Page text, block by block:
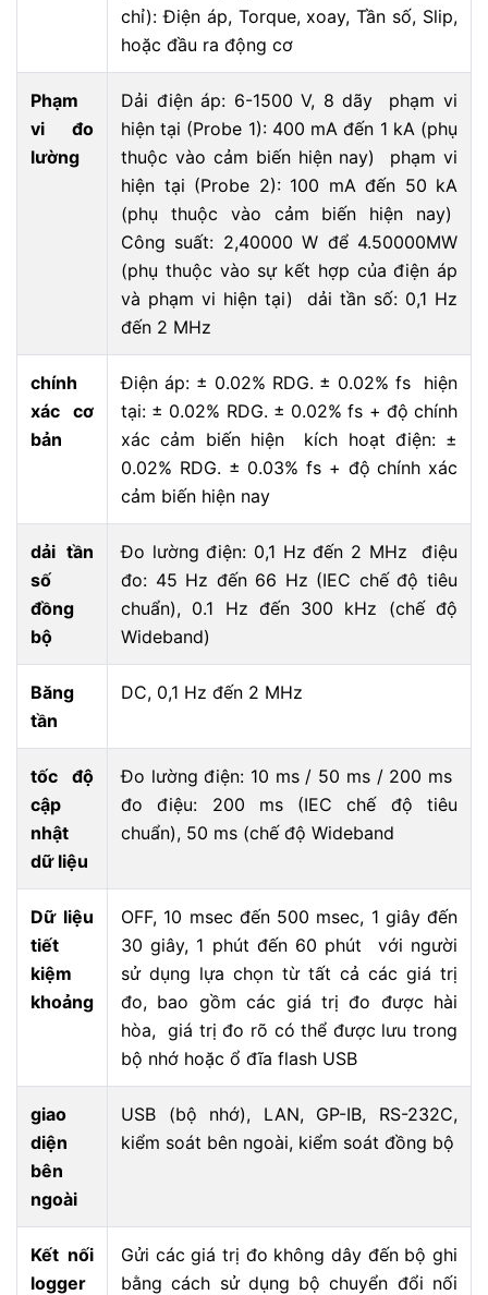
chỉ): Điện áp, Torque, xoay, Tần số, Slip,
hoặc đầu ra động cơ
Phạm
vi đo
lường
Dải điện áp: 6-1500 V, 8 dãy phạm vi
hiện tại (Probe 1): 400 mA đến 1 kA (phụ
thuộc vào cảm biến hiện nay) phạm vi
hiện tại (Probe 2): 100 mA đến 50 kA
(phụ thuộc vào cảm biến hiện nay)
Công suất: 2,40000 W để 4.50000MW
(phụ thuộc vào sự kết hợp của điện áp
và phạm vi hiện tại) dải tần số: 0,1 Hz
đến 2 MHz
chính
xác cơ
bản
Điện áp: ± 0.02% RDG. ± 0.02% fs hiện
tại: ± 0.02% RDG. ± 0.02% fs + độ chính
xác cảm biến hiện kích hoạt điện: ±
0.02% RDG. ± 0.03% fs + độ chính xác
cảm biến hiện nay
dải tần
số
đồng
bộ
Đo lường điện: 0,1 Hz đến 2 MHz điệu
đo: 45 Hz đến 66 Hz (IEC chế độ tiêu
chuẩn), 0.1 Hz đến 300 kHz (chế độ
Wideband)
Băng
tần
DC, 0,1 Hz đến 2 MHz
tốc độ
cập
nhật
dữ liệu
Đo lường điện: 10 ms / 50 ms / 200 ms
đo điệu: 200 ms (IEC chế độ tiêu
chuẩn), 50 ms (chế độ Wideband
Dữ liệu
tiết
kiệm
khoảng
OFF, 10 msec đến 500 msec, 1 giây đến
30 giây, 1 phút đến 60 phút với người
sử dụng lựa chọn từ tất cả các giá trị
đo, bao gồm các giá trị đo được hài
hòa, giá trị đo rõ có thể được lưu trong
bộ nhớ hoặc ổ đĩa flash USB
giao
diện
bên
ngoài
USB (bộ nhớ), LAN, GP-IB, RS-232C,
kiểm soát bên ngoài, kiểm soát đồng bộ
Kết nối
logger
Gửi các giá trị đo không dây đến bộ ghi
bằng cách sử dụng bộ chuyển đổi nối